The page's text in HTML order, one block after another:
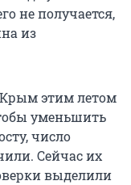
не получается,
из
Крым этим летом
уменьшить
число
Сейчас их
выделили